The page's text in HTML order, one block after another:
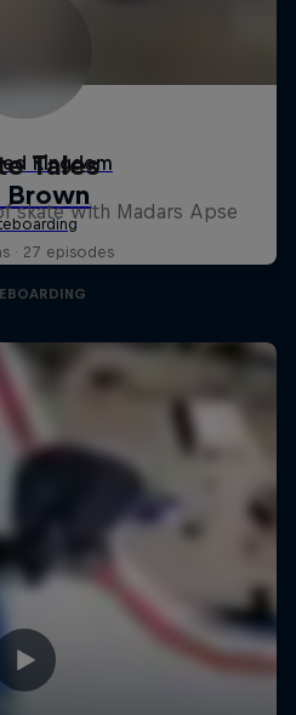
Tales
skate with Madars Apse
· 27 episodes